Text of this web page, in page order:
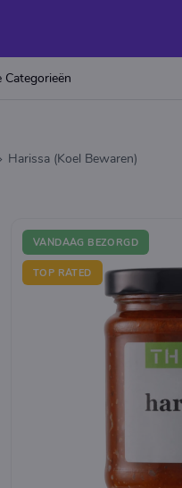
Categorieën
Harissa (Koel Bewaren)
TOP RATED
VANDAAG BEZORGD